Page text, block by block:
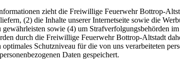
zieht die Freiwillige Feuerwehr Bottrop-
(2) die Inhalte unserer Internetseite sowie die
gewährleisten sowie (4) um
durch die Freiwillige Feuerwehr Bottrop-Altstadt
Schutzniveau für die von uns verarbeiteten
Daten gespeichert.